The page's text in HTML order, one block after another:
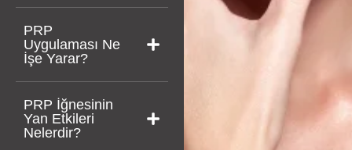
PRP
Uygulaması Ne
İşe Yarar?
PRP İğnesinin
Yan Etkileri
Nelerdir?